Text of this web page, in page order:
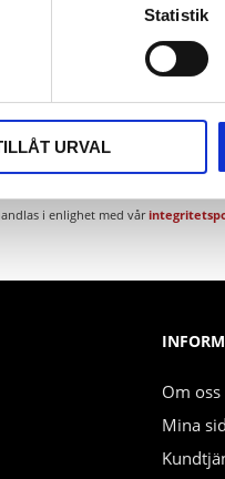
Statistik
URVAL
i enlighet med vår
Om oss
Mina